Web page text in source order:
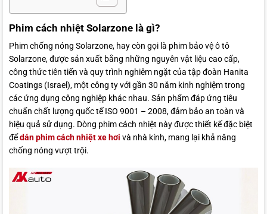
Phim cách nhiệt Solarzone là gì?
Phim chống nóng Solarzone, hay còn gọi là phim bảo vệ ô tô
Solarzone, được sản xuất bằng những nguyên vật liệu cao cấp,
công thức tiên tiến và quy trình nghiêm ngặt của tập đoàn Hanita
Coatings (Israel), một công ty với gần 30 năm kinh nghiệm trong
các ứng dụng công nghiệp khác nhau. Sản phẩm đáp ứng tiêu
chuẩn chất lượng quốc tế ISO 9001 – 2008, đảm bảo an toàn và
hiệu quả sử dụng. Dòng phim cách nhiệt này được thiết kế đặc biệt
đểdán phim cách nhiệt xe hơi và nhà kính, mang lại khả năng
chống nóng vượt trội.